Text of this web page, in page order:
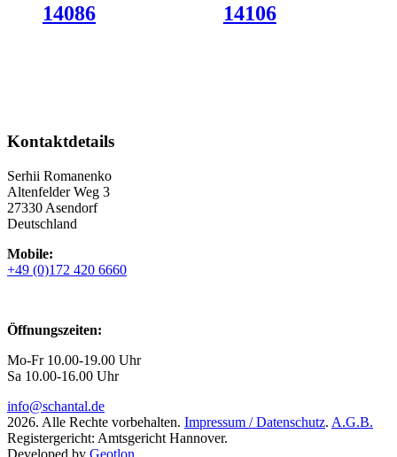
14086 14106
Kontaktdetails
Serhii Romanenko
Altenfelder Weg 3
27330 Asendorf
Deutschland
Mobile:
+49 (0)172 420 6660
Öffnungszeiten:
Mo-Fr 10.00-19.00 Uhr
Sa 10.00-16.00 Uhr
info@schantal.de
2026. Alle Rechte vorbehalten. Impressum / Datenschutz. A.G.B.
Registergericht: Amtsgericht Hannover.
Developed by Geotlon